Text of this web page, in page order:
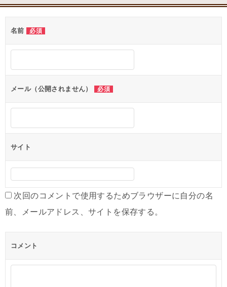
ナ
ゲ
ー
シ
名前 必須
メール（公開されません） 必須
サイト
次回のコメントで使用するためブラウザーに自分の名
前、メールアドレス、サイトを保存する。
コメント